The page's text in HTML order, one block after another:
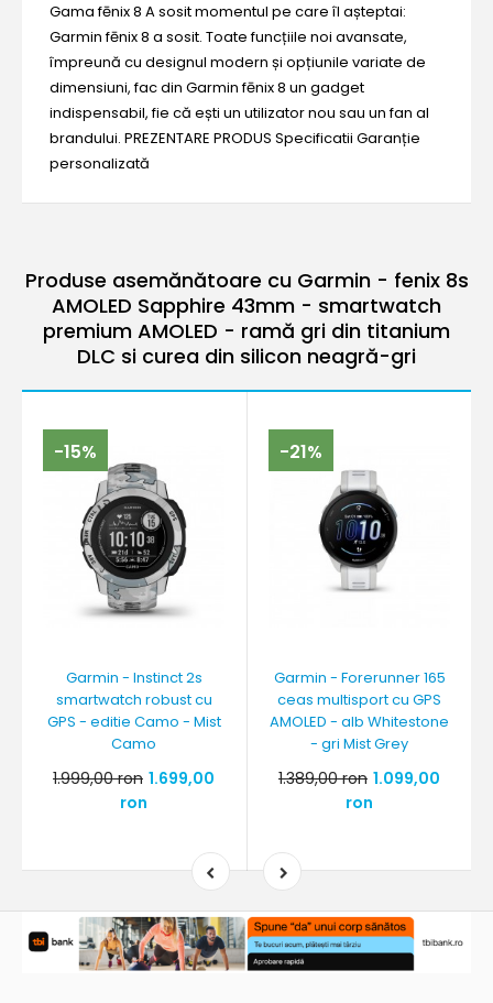
Gama fēnix 8 A sosit momentul pe care îl așteptai:
Garmin fēnix 8 a sosit. Toate funcțiile noi avansate,
împreună cu designul modern și opțiunile variate de
dimensiuni, fac din Garmin fēnix 8 un gadget
indispensabil, fie că ești un utilizator nou sau un fan al
brandului. PREZENTARE PRODUS Specificatii Garanție
personalizată
Produse asemănătoare cu Garmin - fenix 8s
AMOLED Sapphire 43mm - smartwatch
premium AMOLED - ramă gri din titanium
DLC si curea din silicon neagră-gri
-15%
Garmin - Instinct 2s
smartwatch robust cu
GPS - editie Camo - Mist
Camo
1.999,00 ron 1.699,00
ron
-21%
Garmin - Forerunner 165
ceas multisport cu GPS
AMOLED - alb Whitestone
- gri Mist Grey
1.389,00 ron 1.099,00
ron